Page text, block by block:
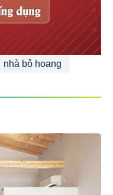
nhà bỏ hoang